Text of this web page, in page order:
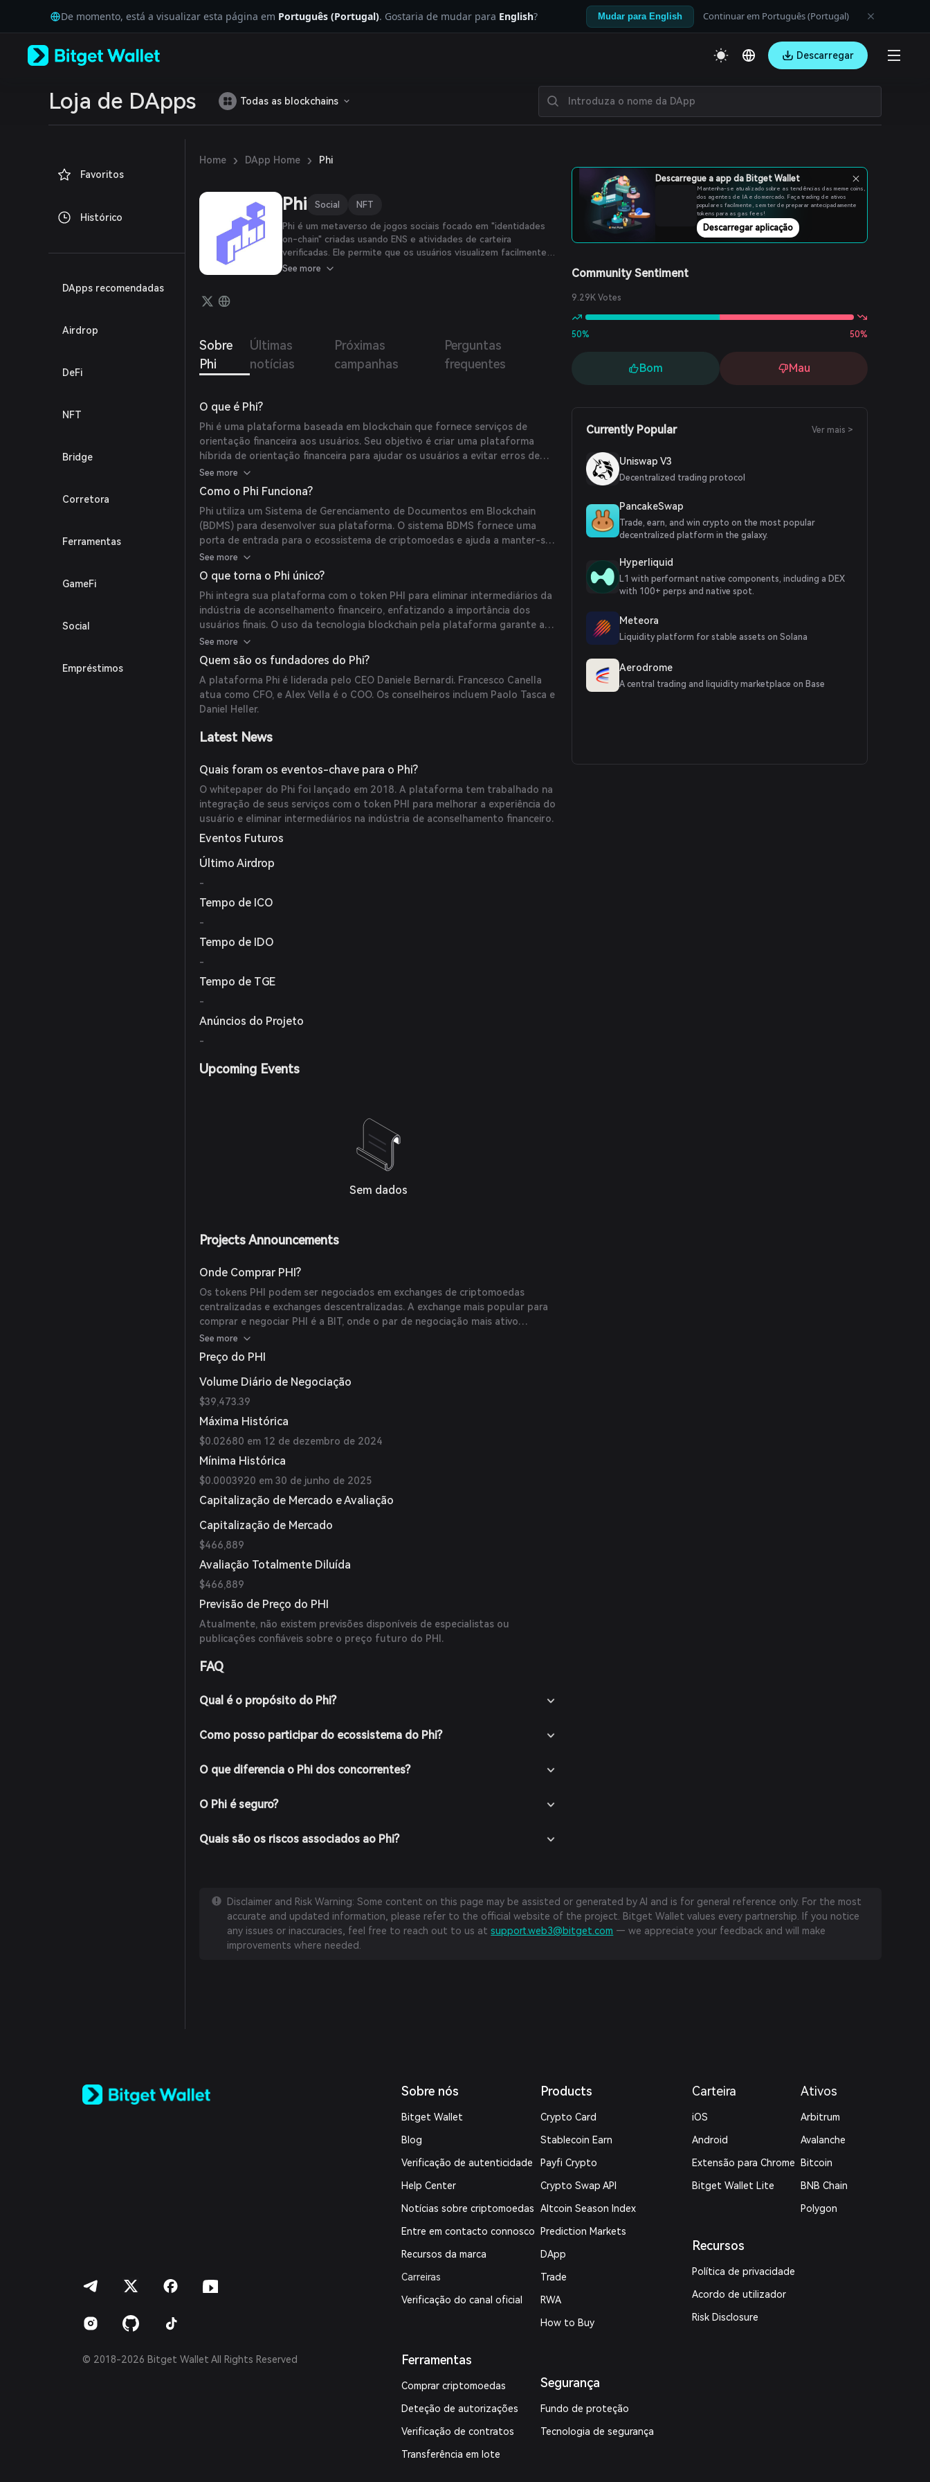
Tiếng Việt
Русский
Español (Latinoamérica)
Português (Portugal)
Bahasa Indonesia
Español (Argentina)
De momento, está a visualizar esta página em Português (Portugal). Gostaria de mudar para English? Mudar para English Continuar em Português (Portugal)
Descarregar
Loja de DApps Todas as blockchains
Favoritos
Histórico
DApps recomendadas
Airdrop
DeFi
NFT
Bridge
Corretora
Ferramentas
GameFi
Social
Empréstimos
Home › DApp Home › Phi
Phi Social NFT
Phi é um metaverso de jogos sociais focado em "identidades
on-chain" criadas usando ENS e atividades de carteira
verificadas. Ele permite que os usuários visualizem facilmente
suas identidades on-chain e os incentiva a interagir com
podem então ser usados para construir mundos Web3 que
demonstrem suas identidades on-chain.
See more
Sobre
Phi
Últimas
notícias
Próximas
campanhas
Perguntas
frequentes
O que é Phi?
Phi é uma plataforma baseada em blockchain que fornece serviços de
orientação financeira aos usuários. Seu objetivo é criar uma plataforma
híbrida de orientação financeira para ajudar os usuários a evitar erros de
finanças comportamentais e resolver questões fundamentais na indústria
financeira.
See more
Como o Phi Funciona?
Phi utiliza um Sistema de Gerenciamento de Documentos em Blockchain
(BDMS) para desenvolver sua plataforma. O sistema BDMS fornece uma
porta de entrada para o ecossistema de criptomoedas e ajuda a manter-se
atualizado com a evolução da indústria financeira. Ao aproveitar a
tecnologia blockchain, Phi visa tornar as atividades de gestão mais fáceis
para conselheiros financeiros e eliminar custos relacionados a papel.
See more
O que torna o Phi único?
Phi integra sua plataforma com o token PHI para eliminar intermediários da
indústria de aconselhamento financeiro, enfatizando a importância dos
usuários finais. O uso da tecnologia blockchain pela plataforma garante a
segurança dos dados tornando as informações registradas imutáveis.
See more
Quem são os fundadores do Phi?
A plataforma Phi é liderada pelo CEO Daniele Bernardi. Francesco Canella
atua como CFO, e Alex Vella é o COO. Os conselheiros incluem Paolo Tasca e
Daniel Heller.
Latest News
Quais foram os eventos-chave para o Phi?
O whitepaper do Phi foi lançado em 2018. A plataforma tem trabalhado na
integração de seus serviços com o token PHI para melhorar a experiência do
usuário e eliminar intermediários na indústria de aconselhamento financeiro.
Eventos Futuros
Último Airdrop
-
Tempo de ICO
-
Tempo de IDO
-
Tempo de TGE
-
Anúncios do Projeto
-
Upcoming Events
Sem dados
Projects Announcements
Onde Comprar PHI?
Os tokens PHI podem ser negociados em exchanges de criptomoedas
centralizadas e exchanges descentralizadas. A exchange mais popular para
comprar e negociar PHI é a BIT, onde o par de negociação mais ativo
PHI/USDT teve um volume de negociação de $39.473,39 nas últimas 24
horas. Outras opções populares incluem LBank e Raydium.
See more
Preço do PHI
Volume Diário de Negociação
$39,473.39
Máxima Histórica
$0.02680 em 12 de dezembro de 2024
Mínima Histórica
$0.0003920 em 30 de junho de 2025
Capitalização de Mercado e Avaliação
Capitalização de Mercado
$466,889
Avaliação Totalmente Diluída
$466,889
Previsão de Preço do PHI
Atualmente, não existem previsões disponíveis de especialistas ou
publicações confiáveis sobre o preço futuro do PHI.
FAQ
Qual é o propósito do Phi?
Como posso participar do ecossistema do Phi?
O que diferencia o Phi dos concorrentes?
O Phi é seguro?
Quais são os riscos associados ao Phi?
Descarregue a app da Bitget Wallet
Mantenha-se atualizado sobre as tendências das meme coins,
dos agentes de IA e do mercado. Faça trading de ativos
populares facilmente, sem ter de preparar antecipadamente
tokens para as gas fees!
Descarregar aplicação
Community Sentiment
9.29K Votes
50% 50%
Bom Mau
Currently Popular Ver mais >
Uniswap V3
Decentralized trading protocol
PancakeSwap
Trade, earn, and win crypto on the most popular
decentralized platform in the galaxy.
Hyperliquid
L1 with performant native components, including a DEX
with 100+ perps and native spot.
Meteora
Liquidity platform for stable assets on Solana
Aerodrome
A central trading and liquidity marketplace on Base
Disclaimer and Risk Warning: Some content on this page may be assisted or generated by AI and is for general reference only. For the most
accurate and updated information, please refer to the official website of the project. Bitget Wallet values every partnership. If you notice
any issues or inaccuracies, feel free to reach out to us atsupport.web3@bitget.com — we appreciate your feedback and will make
improvements where needed.
Español (Latinoamérica)
© 2018-2026 Bitget Wallet All Rights Reserved
Sobre nós
Bitget Wallet
Blog
Verificação de autenticidade
Help Center
Notícias sobre criptomoedas
Entre em contacto connosco
Recursos da marca
Carreiras
Verificação do canal oficial
Ferramentas
Comprar criptomoedas
Deteção de autorizações
Verificação de contratos
Transferência em lote
Products
Crypto Card
Stablecoin Earn
Payfi Crypto
Crypto Swap API
Altcoin Season Index
Prediction Markets
DApp
Trade
RWA
How to Buy
Segurança
Fundo de proteção
Tecnologia de segurança
Carteira
iOS
Android
Extensão para Chrome
Bitget Wallet Lite
Recursos
Política de privacidade
Acordo de utilizador
Risk Disclosure
Ativos
Arbitrum
Avalanche
Bitcoin
BNB Chain
Polygon